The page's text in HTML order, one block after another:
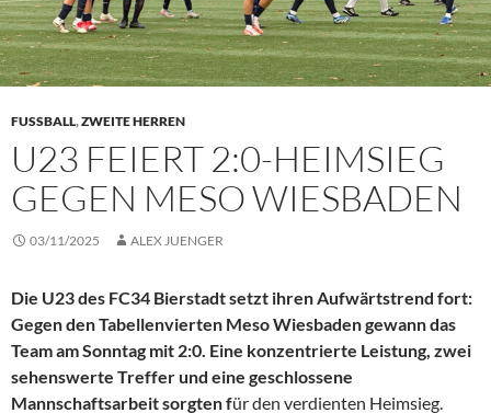
FUSSBALL,ZWEITE HERREN
U23 FEIERT 2:0-HEIMSIEG
GEGEN MESO WIESBADEN
03/11/2025 ALEX JUENGER
Die U23 des FC34 Bierstadt setzt ihren Aufwärtstrend fort:
Gegen den Tabellenvierten Meso Wiesbaden gewann das
Team am Sonntag mit 2:0. Eine konzentrierte Leistung, zwei
sehenswerte Treffer und eine geschlossene
Mannschaftsarbeit sorgten für den verdienten Heimsieg.